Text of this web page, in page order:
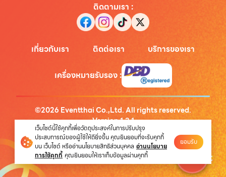
ติดตามเรา :
เกี่ยวกับเรา ติดต่อเรา บริการของเรา
เครื่องหมายรับรอง:
©2026 Eventthai Co.,Ltd. All rights reserved.
Version1.3.1
นโยบายความเป็นส่วนตัว
เว็บไซต์นี้ใช้คุกกี้เพื่อวัตถุประสงค์ในการปรับปรุง
ประสบการณ์ของผู้ใช้ให้ดียิ่งขึ้น คุณยินยอมที่จะรับคุกกี้
บน เว็บไซต์ หรืออ่านนโยบายสิทธิส่วนบุคคล อ่านนโยบาย
การใช้คุกกี้ คุณยินยอมให้เราเก็บข้อมูลผ่านคุกกี้
ยอมรับ